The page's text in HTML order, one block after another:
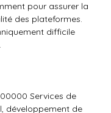
pour assurer la
des plateformes.
difficile
Services de
développement de